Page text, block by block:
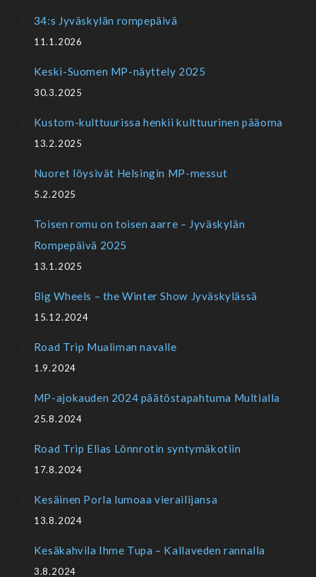
34:s Jyväskylän rompepäivä
11.1.2026
Keski-Suomen MP-näyttely 2025
30.3.2025
Kustom-kulttuurissa henkii kulttuurinen pääoma
13.2.2025
Nuoret löysivät Helsingin MP-messut
5.2.2025
Toisen romu on toisen aarre – Jyväskylän
Rompepäivä 2025
13.1.2025
Big Wheels – the Winter Show Jyväskylässä
15.12.2024
Road Trip Mualiman navalle
1.9.2024
MP-ajokauden 2024 päätöstapahtuma Multialla
25.8.2024
Road Trip Elias Lönnrotin syntymäkotiin
17.8.2024
Kesäinen Porla lumoaa vierailijansa
13.8.2024
Kesäkahvila Ihme Tupa – Kallaveden rannalla
3.8.2024